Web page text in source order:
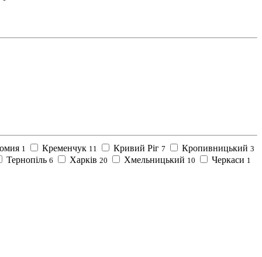
1 Кременчук 11 Кривий Ріг 7 Кропивницький 3
Тернопіль 6 Харків 20 Хмельницький 10 Черкаси 1